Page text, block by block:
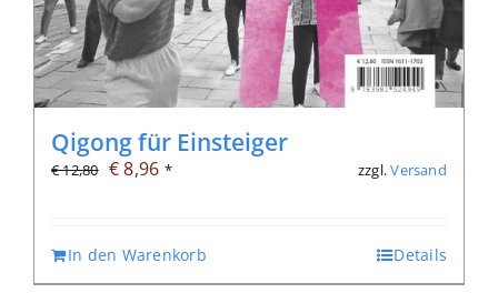
Qigong für Einsteiger
€12,80 Ursprünglicher
€ 12,80
€8,96Aktueller
€ 8,96.
* zzgl.Versand
In den Warenkorb Details